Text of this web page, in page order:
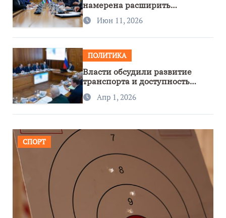
намерена расширить
сотрудничество с Узбекистаном
Июн 11, 2026
ПОЛИТИКА
Власти обсудили развитие
транспорта и доступность
региона
Апр 1, 2026
СПОРТ